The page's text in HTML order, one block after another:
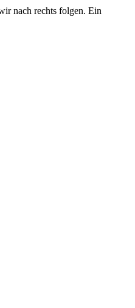
nach rechts folgen. Ein